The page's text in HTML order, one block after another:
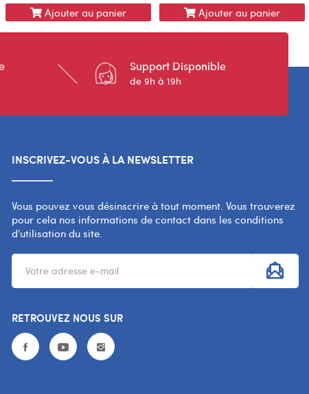
Ajouter au panier Ajouter au panier
Support Disponible
de 9h à 19h
INSCRIVEZ-VOUS À LA NEWSLETTER
Vous pouvez vous désinscrire à tout moment. Vous trouverez
pour cela nos informations de contact dans les conditions
d'utilisation du site.
RETROUVEZ NOUS SUR